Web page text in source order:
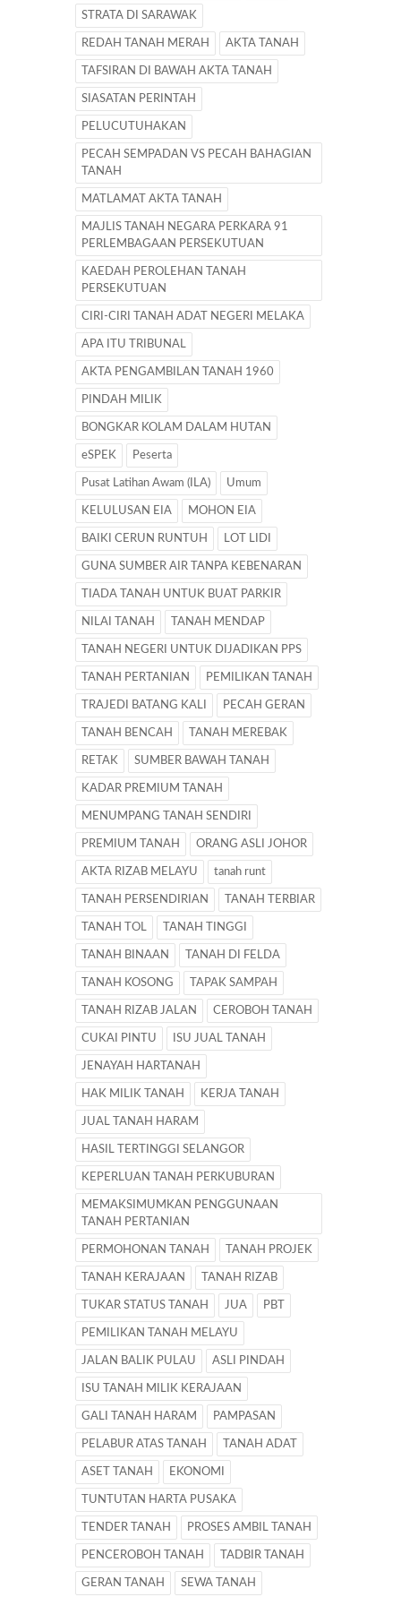
STRATA DI SARAWAK
REDAH TANAH MERAH AKTA TANAH
TAFSIRAN DI BAWAH AKTA TANAH
SIASATAN PERINTAH
PELUCUTUHAKAN
PECAH SEMPADAN VS PECAH BAHAGIAN
TANAH
MATLAMAT AKTA TANAH
MAJLIS TANAH NEGARA PERKARA 91
PERLEMBAGAAN PERSEKUTUAN
KAEDAH PEROLEHAN TANAH
PERSEKUTUAN
CIRI-CIRI TANAH ADAT NEGERI MELAKA
APA ITU TRIBUNAL
AKTA PENGAMBILAN TANAH 1960
PINDAH MILIK
BONGKAR KOLAM DALAM HUTAN
eSPEK Peserta
Pusat Latihan Awam (ILA) Umum
KELULUSAN EIA MOHON EIA
BAIKI CERUN RUNTUH LOT LIDI
GUNA SUMBER AIR TANPA KEBENARAN
TIADA TANAH UNTUK BUAT PARKIR
NILAI TANAH TANAH MENDAP
TANAH NEGERI UNTUK DIJADIKAN PPS
TANAH PERTANIAN PEMILIKAN TANAH
TRAJEDI BATANG KALI PECAH GERAN
TANAH BENCAH TANAH MEREBAK
RETAK SUMBER BAWAH TANAH
KADAR PREMIUM TANAH
MENUMPANG TANAH SENDIRI
PREMIUM TANAH ORANG ASLI JOHOR
AKTA RIZAB MELAYU tanah runt
TANAH PERSENDIRIAN TANAH TERBIAR
TANAH TOL TANAH TINGGI
TANAH BINAAN TANAH DI FELDA
TANAH KOSONG TAPAK SAMPAH
TANAH RIZAB JALAN CEROBOH TANAH
CUKAI PINTU ISU JUAL TANAH
JENAYAH HARTANAH
HAK MILIK TANAH KERJA TANAH
JUAL TANAH HARAM
HASIL TERTINGGI SELANGOR
KEPERLUAN TANAH PERKUBURAN
MEMAKSIMUMKAN PENGGUNAAN
TANAH PERTANIAN
PERMOHONAN TANAH TANAH PROJEK
TANAH KERAJAAN TANAH RIZAB
TUKAR STATUS TANAH JUA PBT
PEMILIKAN TANAH MELAYU
JALAN BALIK PULAU ASLI PINDAH
ISU TANAH MILIK KERAJAAN
GALI TANAH HARAM PAMPASAN
PELABUR ATAS TANAH TANAH ADAT
ASET TANAH EKONOMI
TUNTUTAN HARTA PUSAKA
TENDER TANAH PROSES AMBIL TANAH
PENCEROBOH TANAH TADBIR TANAH
GERAN TANAH SEWA TANAH